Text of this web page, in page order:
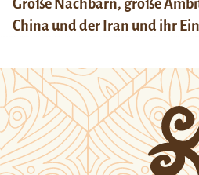
Große Nachbarn, große
China und der Iran und ihr